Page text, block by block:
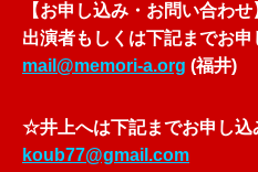
【お申し込み・お問い合わせ
出演者もしくは下記までお申
mail@memori-a.org (福井)
☆井上へは下記までお申し込
koub77@gmail.com